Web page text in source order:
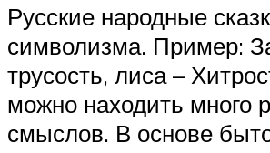
Русские народные
символизма. Пример:
трусость, лиса –
можно находить много
смыслов. В основе